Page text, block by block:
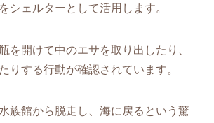
シェルターとして活用します。
を開けて中のエサを取り出したり、
りする行動が確認されています。
族館から脱走し、海に戻るという驚